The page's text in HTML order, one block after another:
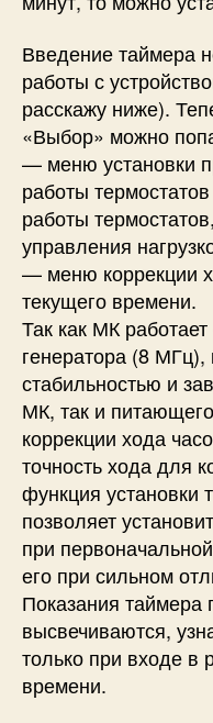
Введение таймера
работы с
расскажу ниже).
«Выбор» можно
— меню установки
работы
работы
управления
— меню коррекции
текущего времени.
Так как МК
генератора (8 МГц),
стабильностью и
МК, так и
коррекции хода
точность хода для
функция установки
позволяет
при
его при сильном
Показания таймера
высвечиваются,
только при входе в
времени.